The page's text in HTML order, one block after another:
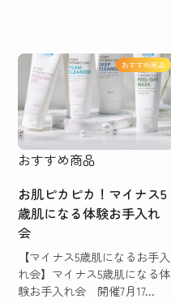
おすすめ商品
おすすめ商品
お肌ピカピカ！マイナス5
歳肌になる体験お手入れ
会
【マイナス5歳肌になるお手入
れ会】マイナス5歳肌になる体
験お手入れ会 開催7月17...